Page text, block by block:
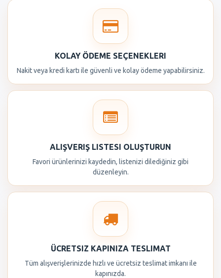
KOLAY ÖDEME SEÇENEKLERI
Nakit veya kredi kartı ile güvenli ve kolay ödeme yapabilirsiniz.
ALIŞVERIŞ LISTESI OLUŞTURUN
Favori ürünlerinizi kaydedin, listenizi dilediğiniz gibi
düzenleyin.
ÜCRETSIZ KAPINIZA TESLIMAT
Tüm alışverişlerinizde hızlı ve ücretsiz teslimat imkanı ile
kapınızda.